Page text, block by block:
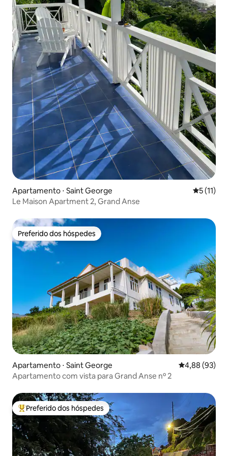
Apartamento ⋅ Saint George 5 de uma
5 (11)
Le Maison Apartment 2, Grand Anse
Preferido dos hóspedes
Preferido dos hóspedes
Apartamento ⋅ Saint George 4,88 de uma
4,88 (93)
Apartamento com vista para Grand Anse nº 2
Entre os melhores preferidos dos hóspedes
Preferido dos hóspedes